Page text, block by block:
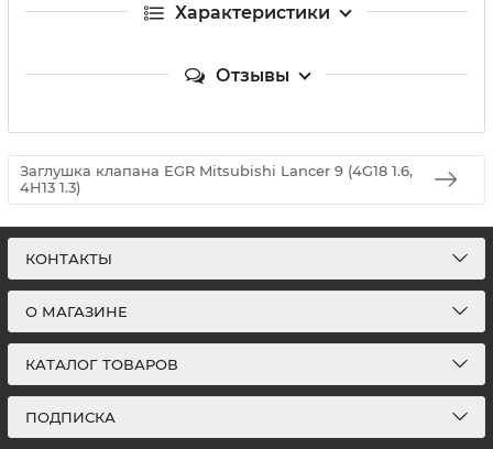
Характеристики
Отзывы
Заглушка клапана EGR Mitsubishi Lancer 9 (4G18 1.6,
4H13 1.3)
КОНТАКТЫ
О МАГАЗИНЕ
КАТАЛОГ ТОВАРОВ
ПОДПИСКА